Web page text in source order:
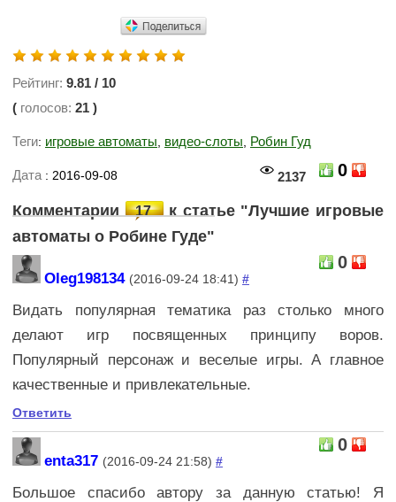
Рейтинг: 9.81 / 10
( голосов: 21 )
Теги: игровые автоматы видео-слоты Робин Гуд
Дата : 2016-09-08 0
2137
Комментарии 17
к статье "Лучшие игровые
автоматы о Робине Гуде"
Oleg198134 (2016-09-24 18:41) #
0
Видать популярная тематика раз столько много
делают игр посвященных принципу воров.
Популярный персонаж и веселые игры. А главное
качественные и привлекательные.
Ответить
enta317 (2016-09-24 21:58) #
0
Большое спасибо автору за данную статью! Я